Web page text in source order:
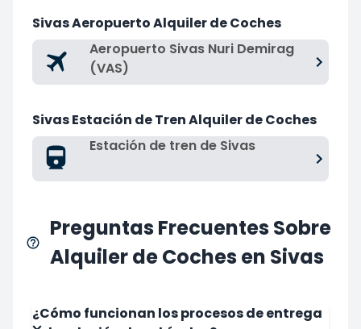
Sivas Aeropuerto Alquiler de Coches
Aeropuerto Sivas Nuri Demirag
(VAS)
Sivas Estación de Tren Alquiler de Coches
Estación de tren de Sivas
Preguntas Frecuentes Sobre
Alquiler de Coches en Sivas
¿Cómo funcionan los procesos de entrega